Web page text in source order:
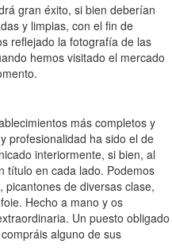
gran éxito, si bien deberían
y limpias, con el fin de
reflejado la fotografía de las
hemos visitado el mercado
más completos y
profesionalidad ha sido el de
interiormente, si bien, al
título en cada lado. Podemos
de diversas clase,
Hecho a mano y os
Un puesto obligado
alguno de sus